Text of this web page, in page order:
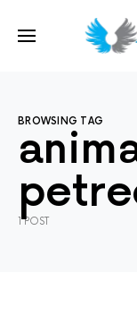
BROWSING TAG
1 POST